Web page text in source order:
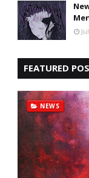
FEATURED
NEWS